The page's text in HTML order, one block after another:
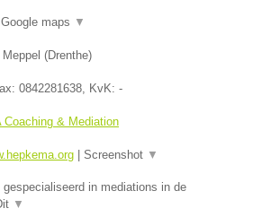
Google maps ▼
Meppel (Drenthe)
0842281638, KvK: -
Coaching & Mediation
Screenshot ▼
in mediations in de
▼